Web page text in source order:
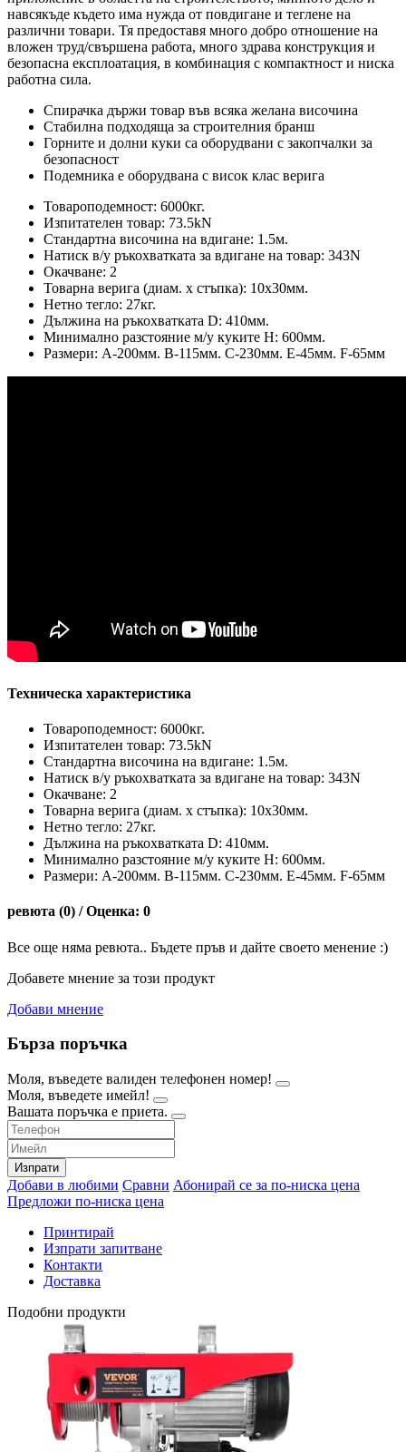
навсякъде където има нужда от повдигане и теглене на
различни товари. Тя предоставя много добро отношение на
вложен труд/свършена работа, много здрава конструкция и
безопасна експлоатация, в комбинация с компактност и ниска
работна сила.
Спирачка държи товар във всяка желана височина
Стабилна подходяща за строителния бранш
Горните и долни куки са оборудвани с закопчалки за
безопасност
Подемника е оборудвана с висок клас верига
Товароподемност: 6000кг.
Изпитателен товар: 73.5kN
Стандартна височина на вдигане: 1.5м.
Натиск в/у ръкохватката за вдигане на товар: 343N
Окачване: 2
Товарна верига (диам. х стъпка): 10х30мм.
Нетно тегло: 27кг.
Дължина на ръкохватката D: 410мм.
Минимално разстояние м/у куките Н: 600мм.
Размери: А-200мм. В-115мм. С-230мм. Е-45мм. F-65мм
Техническа характеристика
Товароподемност: 6000кг.
Изпитателен товар: 73.5kN
Стандартна височина на вдигане: 1.5м.
Натиск в/у ръкохватката за вдигане на товар: 343N
Окачване: 2
Товарна верига (диам. х стъпка): 10х30мм.
Нетно тегло: 27кг.
Дължина на ръкохватката D: 410мм.
Минимално разстояние м/у куките Н: 600мм.
Размери: А-200мм. В-115мм. С-230мм. Е-45мм. F-65мм
ревюта (0) / Оценка: 0
Все още няма ревюта.. Бъдете пръв и дайте своето менение :)
Добавете мнение за този продукт
Добави мнение
Бърза поръчка
Моля, въведете валиден телефонен номер!
Моля, въведете имейл!
Вашата поръчка е приета.
Изпрати
Добави в любими Сравни Абонирай се за по-ниска цена
Предложи по-ниска цена
Принтирай
Изпрати запитване
Контакти
Доставка
Подобни продукти